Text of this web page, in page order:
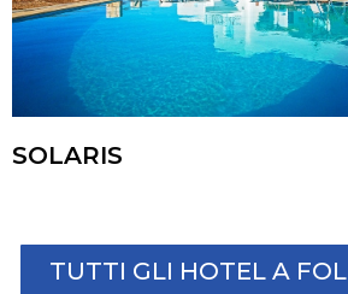
SOLARIS
TUTTI GLI HOTEL A